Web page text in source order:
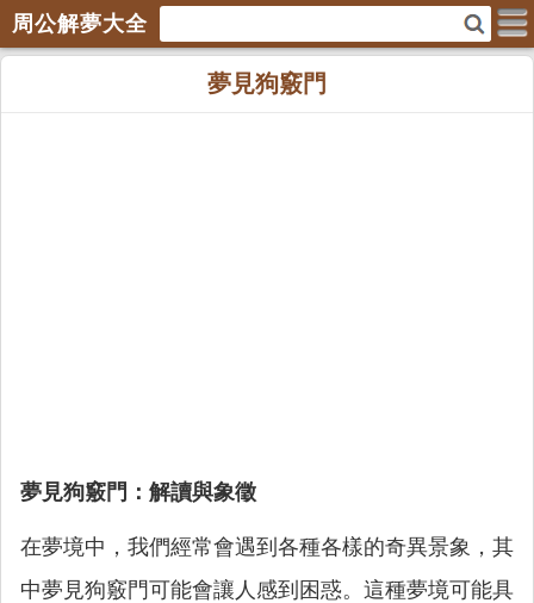
周公解夢大全
夢見狗竅門
夢見狗竅門：解讀與象徵
在夢境中，我們經常會遇到各種各樣的奇異景象，其
中夢見狗竅門可能會讓人感到困惑。這種夢境可能具